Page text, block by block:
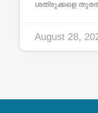
ശത്രുക്കളെ
August 28,